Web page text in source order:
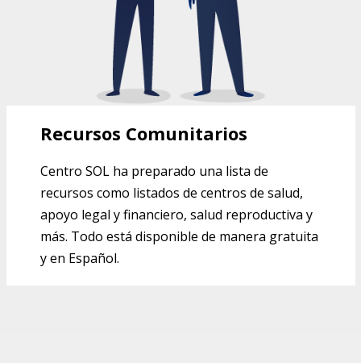
Recursos Comunitarios
Centro SOL ha preparado una lista de
recursos como listados de centros de salud,
apoyo legal y financiero, salud reproductiva y
más. Todo está disponible de manera gratuita
y en Español.